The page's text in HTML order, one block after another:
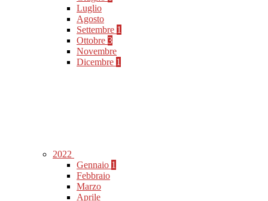
Luglio
Agosto
Settembre 1
Ottobre 3
Novembre
Dicembre 1
2022
Gennaio 1
Febbraio
Marzo
Aprile